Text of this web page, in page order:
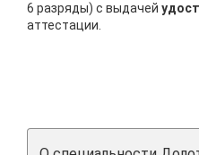
6 разряды) с выдачей
аттестации.